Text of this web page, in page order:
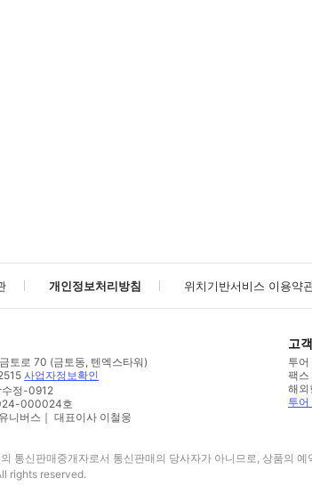
개인정보처리방침 위치기반서비스 이용약
토로 70 (금토동, 텐엑스타워)
사업자정보확인
정-0912
000024호
니버스｜ 대표이사 이철웅
고
투
팩
해
투어
통신판매중개자로서 통신판매의 당사자가 아니므로, 상품의
rights reserved.